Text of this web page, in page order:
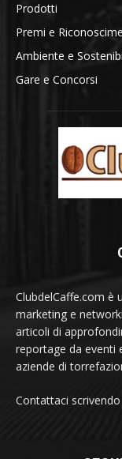
Prodotti
Premi e
Ambiente e
Gare e Concorsi
ClubdelCaffe.com è
marketing e
articoli di
reportage da eventi
aziende di
Contattaci scrivendo